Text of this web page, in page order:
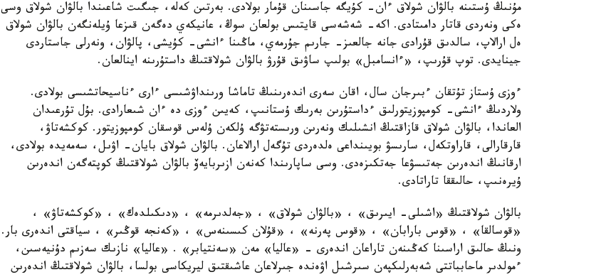
مۇنىڭ ۇستىنە بالۋان شولاق ءان- كۇيگە جاسىنان قۇمار بولادى. بەرتىن كەلە، جىگىت شاعىندا بالۋان شولاق وسى
ەكى ونەردى قاتار دامىتادى. اكە- شەشەسى قايتىس بولعان سوڭ، عانيكەي دەگەن قىزعا ۇيلەنگەن بالۋان شولاق
ەل ارالاپ، سالدىق قۇرادى جانە جالعىز- جارىم جۇرمەي، ماڭىنا ءانشى- كۇيشى، پالۋان، ونەرلى جاستاردى
جينايدى. توپ قۇرىپ، «ءانسامبل» بولىپ ساۋىق قۇرۋ بالۋان شولاقتىڭ داستۇرىنە اينالعان.
ءوزى ۇستاز تۇتقان ءبىرجان سال، اقان سەرى اندەرىنىڭ تاماشا ورىنداۋشىسى ءارى ءناسيحاتشىسى بولادى.
ولاردىڭ ءانشى- كومپوزيتورلىق ءداستۇرىن بەرىك ۇستانىپ، كەيىن ءوزى دە ءان شىعارادى. بۇل تۇرعىدان
العاندا، بالۋان شولاق قازاقتىڭ انشىلىك ونەرىن ورىستەتۋگە ۇلكەن ۇلەس قوسقان كومپوزيتور. كوكشەتاۋ،
قارقارالى، قاراوتكەل، سارىسۋ بويىنداعى ەلدەردى تۇگەل ارالاعان. بالۋان شولاق بايان- اۋىل، سەمەيدە بولادى،
ارقانىڭ اندەرىن جەتىسۋعا جەتكىزەدى. وسى ساپارىندا كەنەن ازىربايەۆ بالۋان شولاقتىڭ كوپتەگەن اندەرىن
ۇيرەنىپ، حالىققا تاراتادى.
بالۋان شولاقتىڭ «اشىلى- ايىرىق» ، «بالۋان شولاق» ، «جەلدىرمە» ، «دىكىلدەك» ، «كوكشەتاۋ» ،
«قوسالقا» ، «قوس بارابان» ، «قوس پەرنە» ، «قۇلان كىسىنەس» ، «كەنجە قوڭىر» ، سياقتى اندەرى بار.
ونىڭ حالىق اراسىنا كەڭىنەن تاراعان اندەرى - «عاليا» مەن «سەنتيابر» . «عاليا» نازىك سەزىم دۇنيەسىن،
ءمولدىر ماحابباتتى شەبەرلىكپەن سىرشىل اۋەندە جىرلاعان عاشىقتىق ليريكاسى بولسا، بالۋان شولاقتىڭ اندەرىن